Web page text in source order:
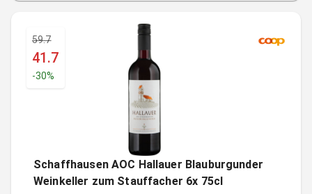
59.7
41.7
-30%
Schaffhausen AOC Hallauer Blauburgunder
Weinkeller zum Stauffacher 6x 75cl